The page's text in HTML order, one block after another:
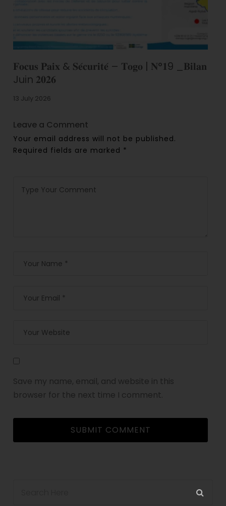
𝐅𝐨𝐜𝐮𝐬 𝐏𝐚𝐢𝐱 & 𝐒𝐞́𝐜𝐮𝐫𝐢𝐭𝐞́ – 𝐓𝐨𝐠𝐨 | 𝐍°𝟏9 _𝐁𝐢𝐥𝐚𝐧
Juin 𝟐𝟎𝟐𝟔
13 July 2026
Leave a Comment
Your email address will not be published.
Required fields are marked *
Save my name, email, and website in this
browser for the next time I comment.